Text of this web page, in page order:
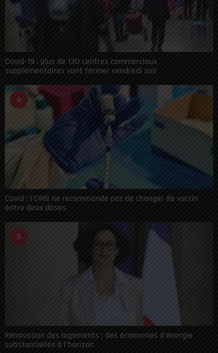
Covid-19 : plus de 130 centres commerciaux
supplémentaires vont fermer vendredi soir
4
Covid : l’OMS ne recommande pas de changer de vaccin
entre deux doses
5
Rénovation des logements : des économies d’énergie
substantielles à l’horizon